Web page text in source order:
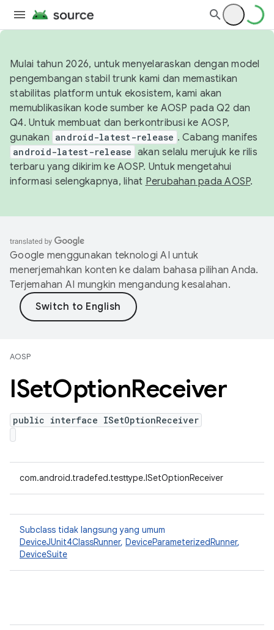
Mulai tahun 2026, untuk menyelaraskan dengan model
pengembangan stabil trunk kami dan memastikan
stabilitas platform untuk ekosistem, kami akan
memublikasikan kode sumber ke AOSP pada Q2 dan
Q4. Untuk membuat dan berkontribusi ke AOSP,
gunakan android-latest-release . Cabang manifes
android-latest-release akan selalu merujuk ke rilis
terbaru yang dikirim ke AOSP. Untuk mengetahui
informasi selengkapnya, lihat Perubahan pada AOSP.
Google menggunakan teknologi AI untuk
menerjemahkan konten ke dalam bahasa pilihan Anda.
Terjemahan AI mungkin mengandung kesalahan.
AOSP
ISetOptionReceiver
public interface ISetOptionReceiver
com.android.tradefed.testtype.ISetOptionReceiver
Subclass tidak langsung yang umum
DeviceJUnit4ClassRunner, DeviceParameterizedRunner,
DeviceSuite